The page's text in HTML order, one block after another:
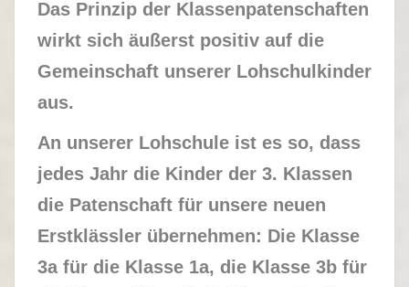
Das Prinzip der Klassenpatenschaften
wirkt sich äußerst positiv auf die
Gemeinschaft unserer Lohschulkinder
aus.
An unserer Lohschule ist es so, dass
jedes Jahr die Kinder der 3. Klassen
die Patenschaft für unsere neuen
Erstklässler übernehmen: Die Klasse
3a für die Klasse 1a, die Klasse 3b für